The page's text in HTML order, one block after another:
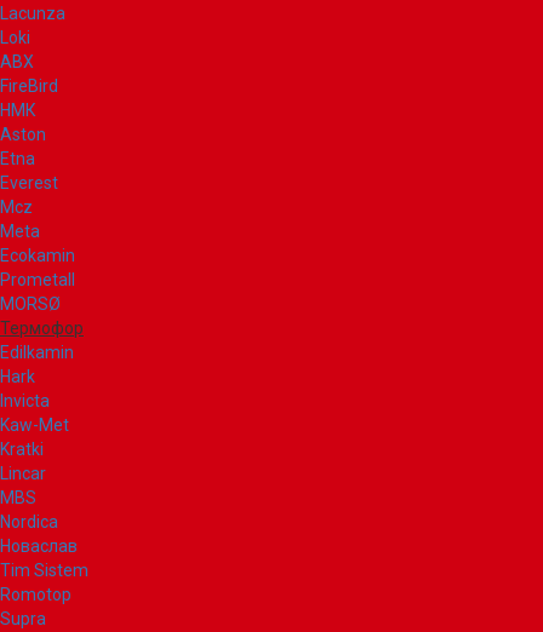
Lacunza
Loki
ABX
FireBird
НМК
Aston
Etna
Everest
Mcz
Meta
Ecokamin
Prometall
MORSØ
Термофор
Edilkamin
Hark
Invicta
Kaw-Met
Kratki
Lincar
MBS
Nordica
Новаслав
Tim Sistem
Romotop
Supra